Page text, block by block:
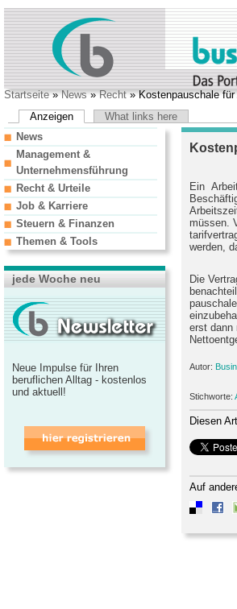
Startseite»News»Recht» Kostenpauschale
Anzeigen
What links here
Ein
müssen.
werden,
Die
erst dann
Autor:
Stichworte:
Diesen
Auf
News
Management &
Unternehmensführung
Recht & Urteile
Job & Karriere
Steuern & Finanzen
Themen & Tools
jede Woche neu
Neue Impulse für Ihren
beruflichen Alltag - kostenlos
und aktuell!